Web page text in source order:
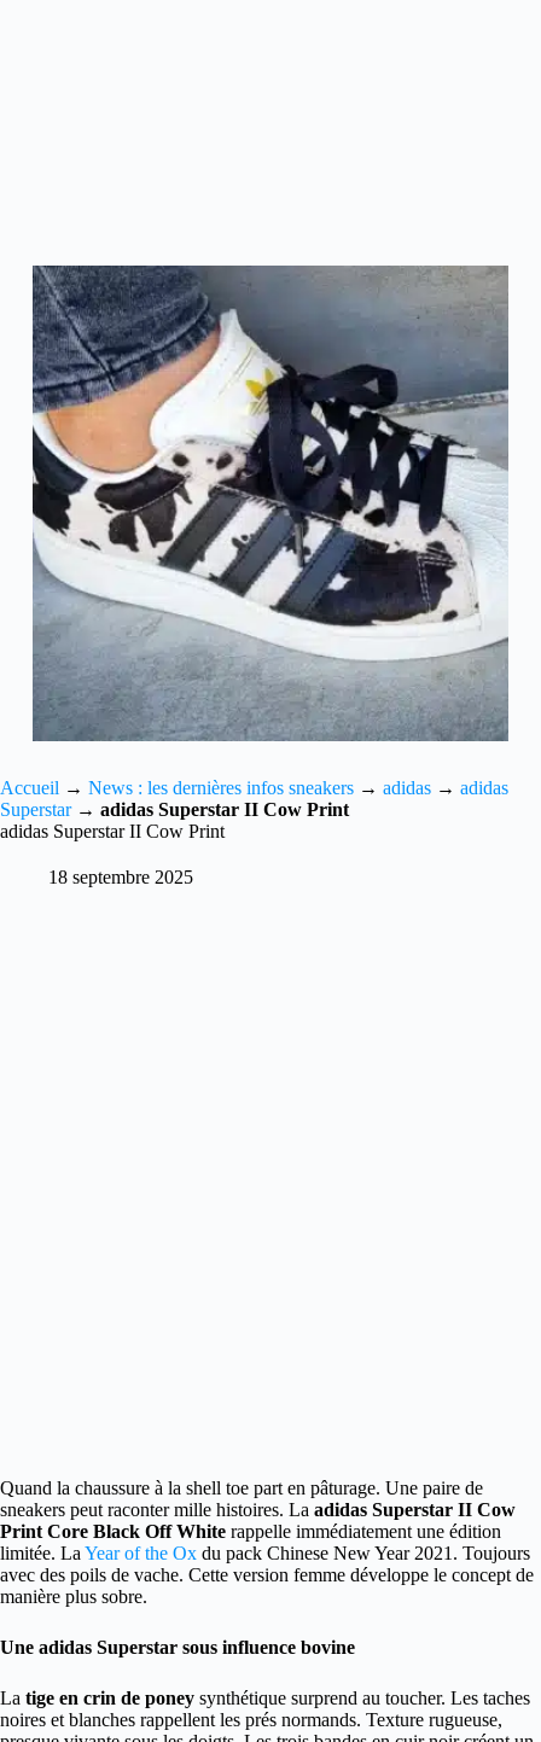
Accueil → News : les dernières infos sneakers → adidas → adidas
Superstar→ adidas Superstar II Cow Print
adidas Superstar II Cow Print
18 septembre 2025
Quand la chaussure à la shell toe part en pâturage. Une paire de
sneakers peut raconter mille histoires. La adidas Superstar II Cow
Print Core Black Off White rappelle immédiatement une édition
limitée. La Year of the Ox du pack Chinese New Year 2021. Toujours
avec des poils de vache. Cette version femme développe le concept de
manière plus sobre.
Une adidas Superstar sous influence bovine
La tige en crin de poney synthétique surprend au toucher. Les taches
noires et blanches rappellent les prés normands. Texture rugueuse,